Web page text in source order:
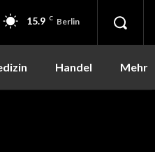
15.9 C Berlin
Handel Mehr